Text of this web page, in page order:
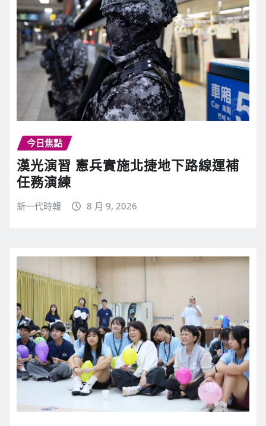
今日焦點
漢光演習 憲兵實施北捷地下路線運補
任務演練
新一代時報 8 月 9, 2026